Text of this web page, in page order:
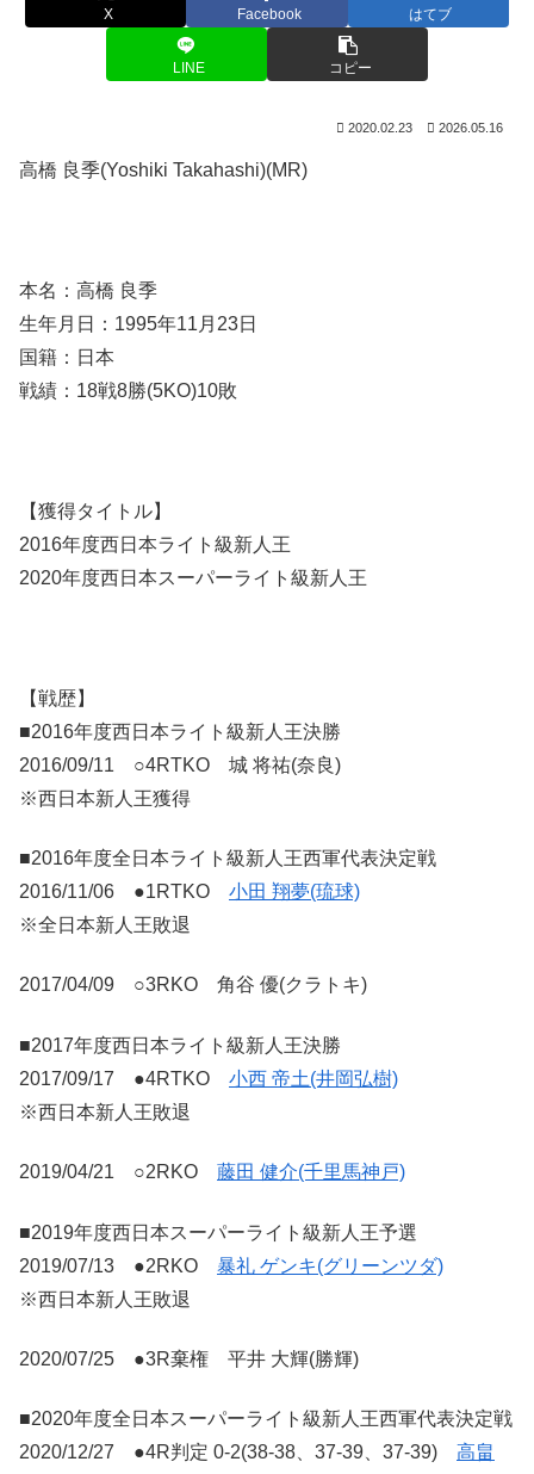
X Facebook はてブ
LINE コピー
2020.02.23 2026.05.16
高橋 良季(Yoshiki Takahashi)(MR)
本名：高橋 良季
生年月日：1995年11月23日
国籍：日本
戦績：18戦8勝(5KO)10敗
【獲得タイトル】
2016年度西日本ライト級新人王
2020年度西日本スーパーライト級新人王
【戦歴】
■2016年度西日本ライト級新人王決勝
2016/09/11 ○4RTKO 城 将祐(奈良)
※西日本新人王獲得
■2016年度全日本ライト級新人王西軍代表決定戦
2016/11/06 ●1RTKO 小田 翔夢(琉球)
※全日本新人王敗退
2017/04/09 ○3RKO 角谷 優(クラトキ)
■2017年度西日本ライト級新人王決勝
2017/09/17 ●4RTKO 小西 帝土(井岡弘樹)
※西日本新人王敗退
2019/04/21 ○2RKO 藤田 健介(千里馬神戸)
■2019年度西日本スーパーライト級新人王予選
2019/07/13 ●2RKO 暴礼 ゲンキ(グリーンツダ)
※西日本新人王敗退
2020/07/25 ●3R棄権 平井 大輝(勝輝)
■2020年度全日本スーパーライト級新人王西軍代表決定戦
2020/12/27 ●4R判定 0-2(38-38、37-39、37-39) 高畠